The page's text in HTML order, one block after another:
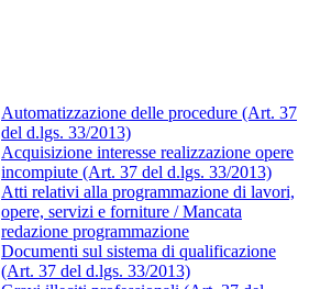
Automatizzazione delle procedure (Art. 37
del d.lgs. 33/2013)
Acquisizione interesse realizzazione opere
incompiute (Art. 37 del d.lgs. 33/2013)
Atti relativi alla programmazione di lavori,
opere, servizi e forniture / Mancata
redazione programmazione
Documenti sul sistema di qualificazione
(Art. 37 del d.lgs. 33/2013)